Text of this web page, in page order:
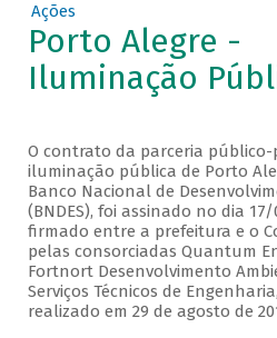
Ações
Porto Alegre -
Iluminação
O contrato da parceria público-
iluminação pública de Porto
Banco Nacional de
(BNDES), foi assinado no dia
firmado entre a prefeitura e o
pelas consorciadas Quantum
Fortnort Desenvolvimento
Serviços Técnicos de
realizado em 29 de agosto de